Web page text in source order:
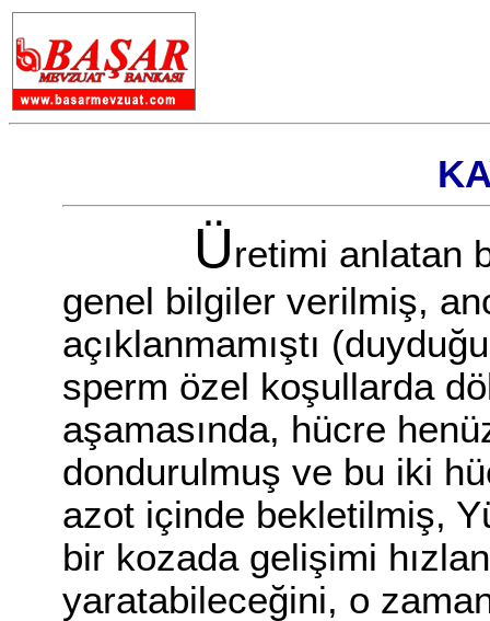
Üretimi anlatan
genel bilgiler verilmiş,
açıklanmamıştı
sperm özel koşullarda
aşamasında, hücre
dondurulmuş ve bu iki
azot içinde bekletilmiş,
bir kozada gelişimi
yaratabileceğini, o